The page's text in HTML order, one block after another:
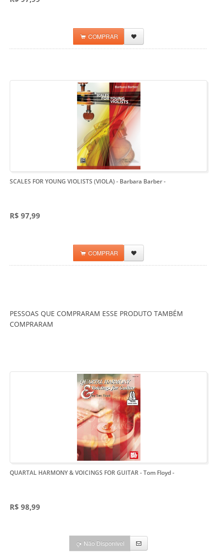
COMPRAR
SCALES FOR YOUNG VIOLISTS (VIOLA) - Barbara Barber-
R$ 97,99
COMPRAR
PESSOAS QUE COMPRARAM ESSE PRODUTO TAMBÉM
COMPRARAM
QUARTAL HARMONY & VOICINGS FOR GUITAR - Tom Floyd-
R$ 98,99
Não Disponível